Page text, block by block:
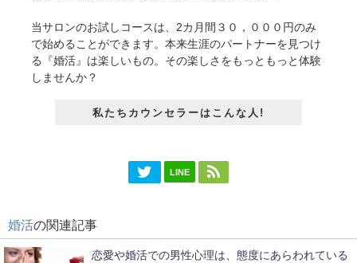
当サロンのお試しコースは、2カ月間３０，０００円のみ
で始めることができます。本来生涯のパートナーを見つけ
る『婚活』は楽しいもの。その楽しさをもっともっと体験
しませんか？
私たちカウンセラーはこんな人!
LINE
婚活の関連記事
恋愛や婚活での男性心理は、態度にあらわれている